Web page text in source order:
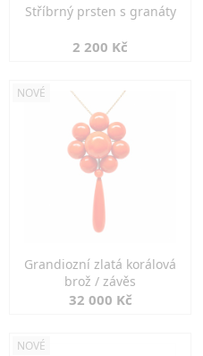
Stříbrný prsten s granáty
2 200 Kč
NOVÉ
Grandiozní zlatá korálová
brož / závěs
32 000 Kč
NOVÉ